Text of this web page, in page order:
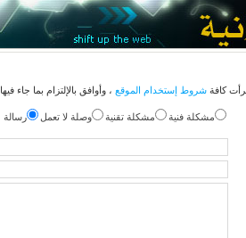
كافة شروط إستخدام الموقع ، وأوافق بالإلتزام بما جاء فيها
مشكلة فنية مشكلة تقنية وصلة لا تعمل رسالة